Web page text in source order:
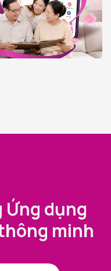
Ứng dụng
minh